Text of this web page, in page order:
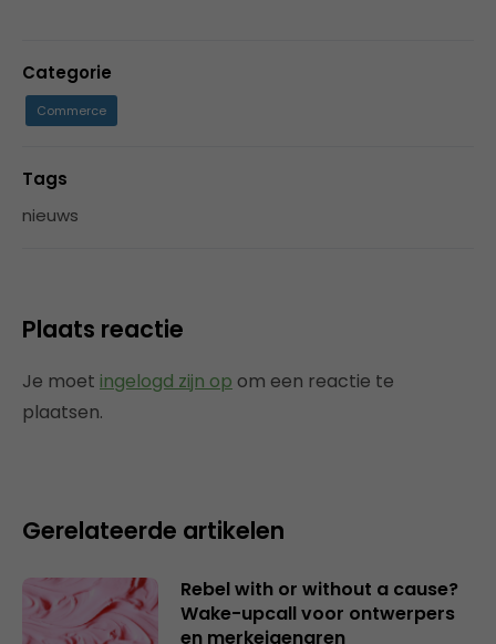
Categorie
Commerce
Tags
nieuws
Plaats reactie
Je moet ingelogd zijn op om een reactie te
plaatsen.
Gerelateerde artikelen
Rebel with or without a cause?
Wake-upcall voor ontwerpers
en merkeigenaren